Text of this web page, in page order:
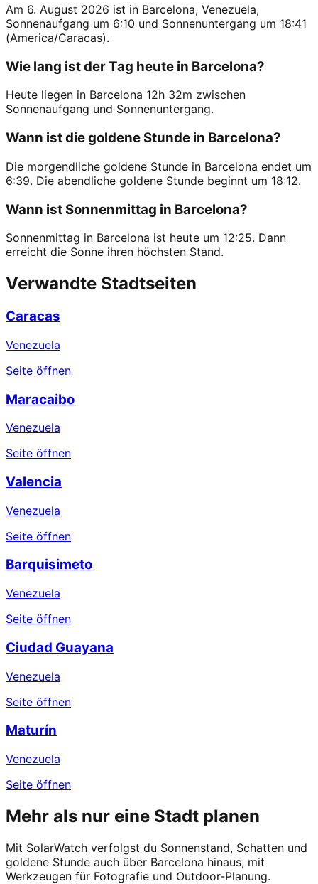
Am 6. August 2026 ist in Barcelona, Venezuela,
Sonnenaufgang um 6:10 und Sonnenuntergang um 18:41
(America/Caracas).
Wie lang ist der Tag heute in Barcelona?
Heute liegen in Barcelona 12h 32m zwischen
Sonnenaufgang und Sonnenuntergang.
Wann ist die goldene Stunde in Barcelona?
Die morgendliche goldene Stunde in Barcelona endet um
6:39. Die abendliche goldene Stunde beginnt um 18:12.
Wann ist Sonnenmittag in Barcelona?
Sonnenmittag in Barcelona ist heute um 12:25. Dann
erreicht die Sonne ihren höchsten Stand.
Verwandte Stadtseiten
Caracas
Venezuela
Seite öffnen
Maracaibo
Venezuela
Seite öffnen
Valencia
Venezuela
Seite öffnen
Barquisimeto
Venezuela
Seite öffnen
Ciudad Guayana
Venezuela
Seite öffnen
Maturín
Venezuela
Seite öffnen
Mehr als nur eine Stadt planen
Mit SolarWatch verfolgst du Sonnenstand, Schatten und
goldene Stunde auch über Barcelona hinaus, mit
Werkzeugen für Fotografie und Outdoor-Planung.